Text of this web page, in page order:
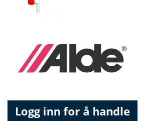
Logg inn for å handle